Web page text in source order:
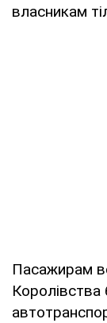
власникам
Пасажирам